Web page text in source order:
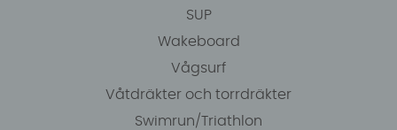
SUP
Wakeboard
Vågsurf
Våtdräkter och torrdräkter
Swimrun/Triathlon